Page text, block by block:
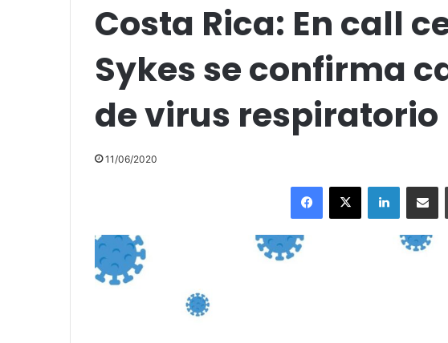
Costa Rica: En call
Sykes se confirma
de virus respiratorio
11/06/2020
Facebook
X LinkedIn